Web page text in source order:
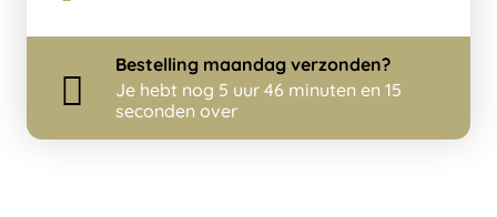
Bestelling maandag verzonden?
Je hebt nog 5 uur 46 minuten en 15
seconden over